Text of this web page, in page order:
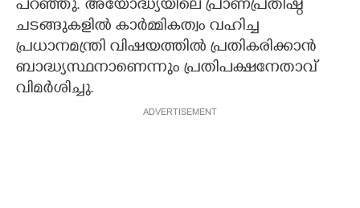
പറഞ്ഞു. അയോദ്ധ്യയിലെ പ്രാണപ്രതിഷ്ഠ
ചടങ്ങുകളിൽ കാർമ്മികത്വം വഹിച്ച
പ്രധാനമന്ത്രി വിഷയത്തിൽ പ്രതികരിക്കാൻ
ബാദ്ധ്യസ്ഥനാണെന്നും പ്രതിപക്ഷനേതാവ്
വിമർശിച്ചു.
ADVERTISEMENT